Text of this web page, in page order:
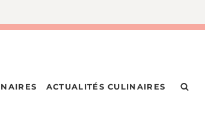
ACTUALITÉS CULINAIRES